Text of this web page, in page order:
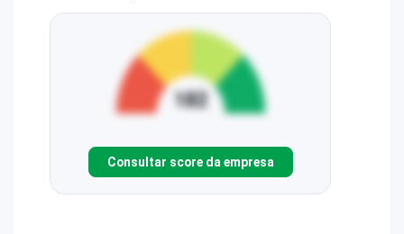
Consultar score da empresa